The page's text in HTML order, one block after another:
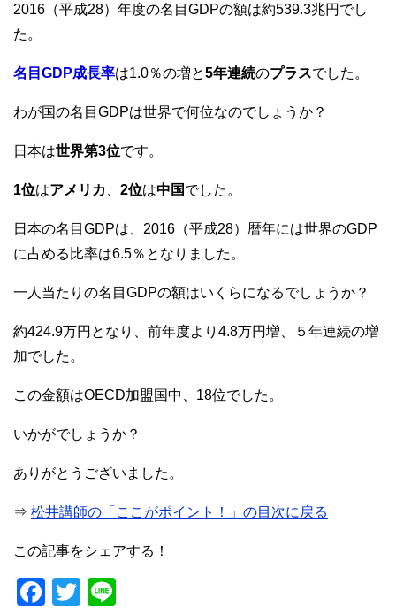
2016（平成28）年度の名目GDPの額は約539.3兆円でし
た。
名目GDP成長率は1.0％の増と5年連続のプラスでした。
わが国の名目GDPは世界で何位なのでしょうか？
日本は世界第3位です。
1位はアメリカ 2位は中国でした。
日本の名目GDPは、2016（平成28）暦年には世界のGDP
に占める比率は6.5％となりました。
一人当たりの名目GDPの額はいくらになるでしょうか？
約424.9万円となり、前年度より4.8万円増、５年連続の増
加でした。
この金額はOECD加盟国中、18位でした。
いかがでしょうか？
ありがとうございました。
⇒ 松井講師の「ここがポイント！」の目次に戻る
この記事をシェアする！
F
T